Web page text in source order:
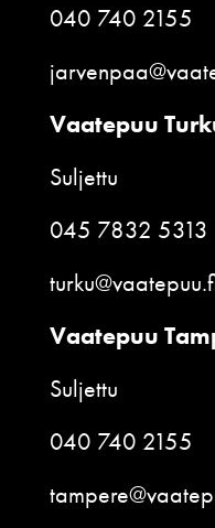
040 740 2155
Vaatepuu
Suljettu
045 7832 5313
Vaatepuu
Suljettu
040 740 2155